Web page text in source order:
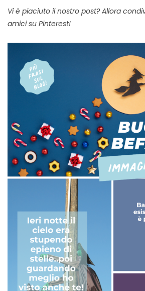
Vi è piaciuto il nostro post? Allora
amici su Pinterest!